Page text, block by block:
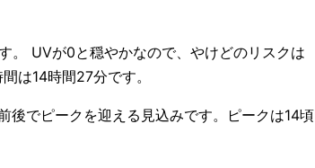
。 UVが0と穏やかなので、やけどのリスクは
は14時間27分です。
後でピークを迎える見込みです。ピークは14頃